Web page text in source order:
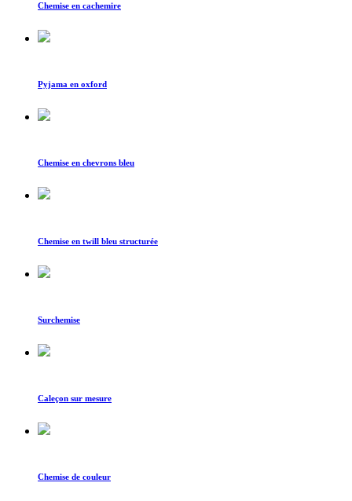
Chemise en cachemire
Pyjama en oxford
Chemise en chevrons bleu
Chemise en twill bleu structurée
Surchemise
Caleçon sur mesure
Chemise de couleur